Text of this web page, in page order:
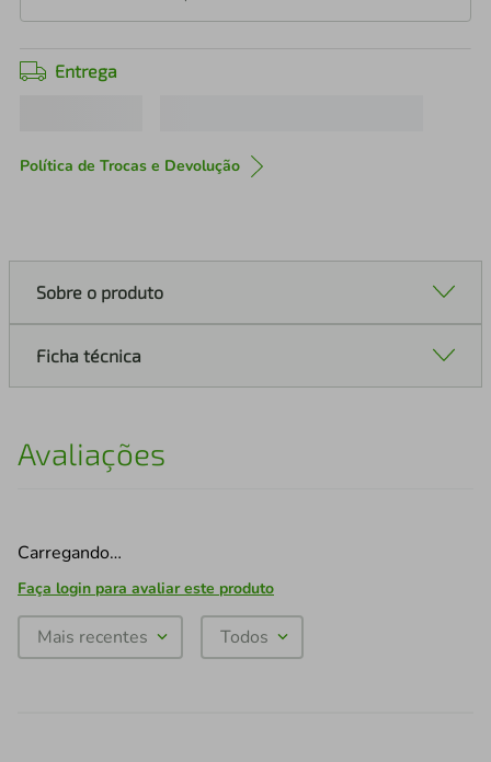
Entrega
Política de Trocas e Devolução
Sobre o produto
Ficha técnica
Avaliações
Carregando…
Faça login para avaliar este produto
Mais recentes Todos